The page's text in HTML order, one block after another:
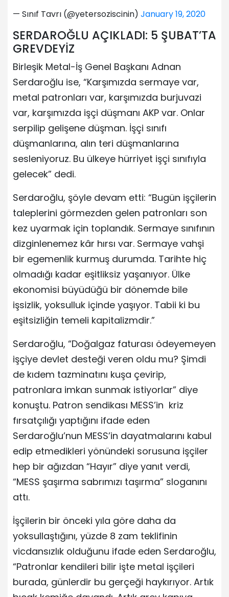
— Sınıf Tavrı (@yetersoziscinin) January 19, 2020
SERDAROĞLU AÇIKLADI: 5 ŞUBAT’TA
GREVDEYİZ
Birleşik Metal-İş Genel Başkanı Adnan
Serdaroğlu ise, “Karşımızda sermaye var,
metal patronları var, karşımızda burjuvazi
var, karşımızda işçi düşmanı AKP var. Onlar
serpilip gelişene düşman. İşçi sınıfı
düşmanlarına, alın teri düşmanlarına
sesleniyoruz. Bu ülkeye hürriyet işçi sınıfıyla
gelecek” dedi.
Serdaroğlu, şöyle devam etti: “Bugün işçilerin
taleplerini görmezden gelen patronları son
kez uyarmak için toplandık. Sermaye sınıfının
dizginlenemez kâr hırsı var. Sermaye vahşi
bir egemenlik kurmuş durumda. Tarihte hiç
olmadığı kadar eşitliksiz yaşanıyor. Ülke
ekonomisi büyüdüğü bir dönemde bile
işsizlik, yoksulluk içinde yaşıyor. Tabii ki bu
eşitsizliğin temeli kapitalizmdir.”
Serdaroğlu, “Doğalgaz faturası ödeyemeyen
işçiye devlet desteği veren oldu mu? Şimdi
de kıdem tazminatını kuşa çevirip,
patronlara imkan sunmak istiyorlar” diye
konuştu. Patron sendikası MESS’in kriz
fırsatçılığı yaptığını ifade eden
Serdaroğlu’nun MESS’in dayatmalarını kabul
edip etmedikleri yönündeki sorusuna işçiler
hep bir ağızdan “Hayır” diye yanıt verdi,
“MESS şaşırma sabrımızı taşırma” sloganını
attı.
İşçilerin bir önceki yıla göre daha da
yoksullaştığını, yüzde 8 zam teklifinin
vicdansızlık olduğunu ifade eden Serdaroğlu,
“Patronlar kendileri bilir işte metal işçileri
burada, günlerdir bu gerçeği haykırıyor. Artık